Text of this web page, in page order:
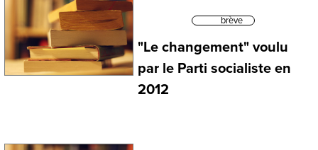
brève
"Le changement" voulu
par le Parti socialiste en
2012